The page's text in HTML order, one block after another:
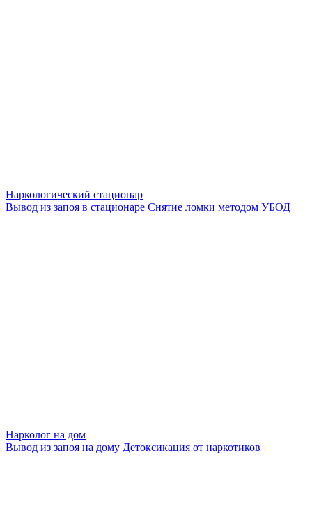
Наркологический стационар
Вывод из запоя в стационаре Снятие ломки методом УБОД
Нарколог на дом
Вывод из запоя на дому Детоксикация от наркотиков